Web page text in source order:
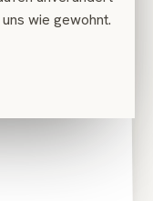
wie gewohnt.
den